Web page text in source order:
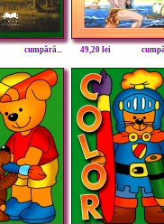
cumpără... 49,20 lei